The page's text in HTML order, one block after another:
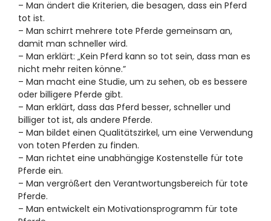
– Man ändert die Kriterien, die besagen, dass ein Pferd
tot ist.
– Man schirrt mehrere tote Pferde gemeinsam an,
damit man schneller wird.
– Man erklärt: „Kein Pferd kann so tot sein, dass man es
nicht mehr reiten könne.”
– Man macht eine Studie, um zu sehen, ob es bessere
oder billigere Pferde gibt.
– Man erklärt, dass das Pferd besser, schneller und
billiger tot ist, als andere Pferde.
– Man bildet einen Qualitätszirkel, um eine Verwendung
von toten Pferden zu finden.
– Man richtet eine unabhängige Kostenstelle für tote
Pferde ein.
– Man vergrößert den Verantwortungsbereich für tote
Pferde.
– Man entwickelt ein Motivationsprogramm für tote